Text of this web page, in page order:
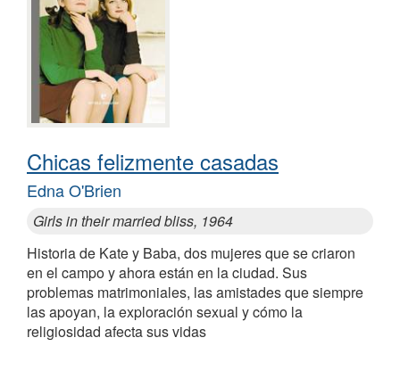
Chicas felizmente casadas
Edna O'Brien
Girls in their married bliss, 1964
Historia de Kate y Baba, dos mujeres que se criaron
en el campo y ahora están en la ciudad. Sus
problemas matrimoniales, las amistades que siempre
las apoyan, la exploración sexual y cómo la
religiosidad afecta sus vidas